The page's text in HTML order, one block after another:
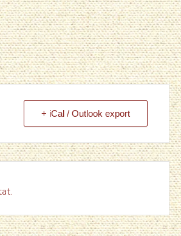
+ iCal / Outlook export